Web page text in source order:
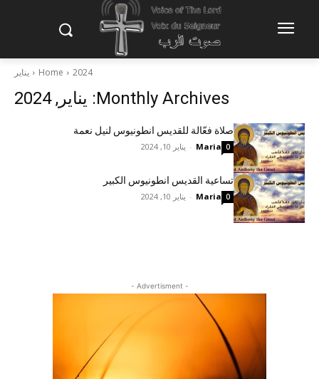
Home 2024 يناير
Monthly Archives: يناير, 2024
صلاة فعّالة للقديس انطونيوس لنيل نعمة
Maria
- يناير 10, 2024 0
تساعية القديس انطونيوس الكبير
Maria
- يناير 10, 2024 0
- Advertisment -